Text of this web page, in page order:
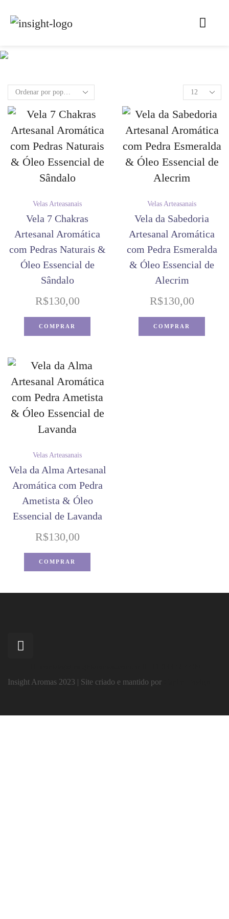
Velas Arteasanais
Vela 7 Chakras
Artesanal Aromática
com Pedras Naturais &
Óleo Essencial de
Sândalo
R$130,00
COMPRAR
Velas Arteasanais
Vela da Sabedoria
Artesanal Aromática
com Pedra Esmeralda
& Óleo Essencial de
Alecrim
R$130,00
COMPRAR
Velas Arteasanais
Vela da Alma Artesanal
Aromática com Pedra
Ametista & Óleo
Essencial de Lavanda
R$130,00
COMPRAR
Insight Aromas 2023 | Site criado e mantido por